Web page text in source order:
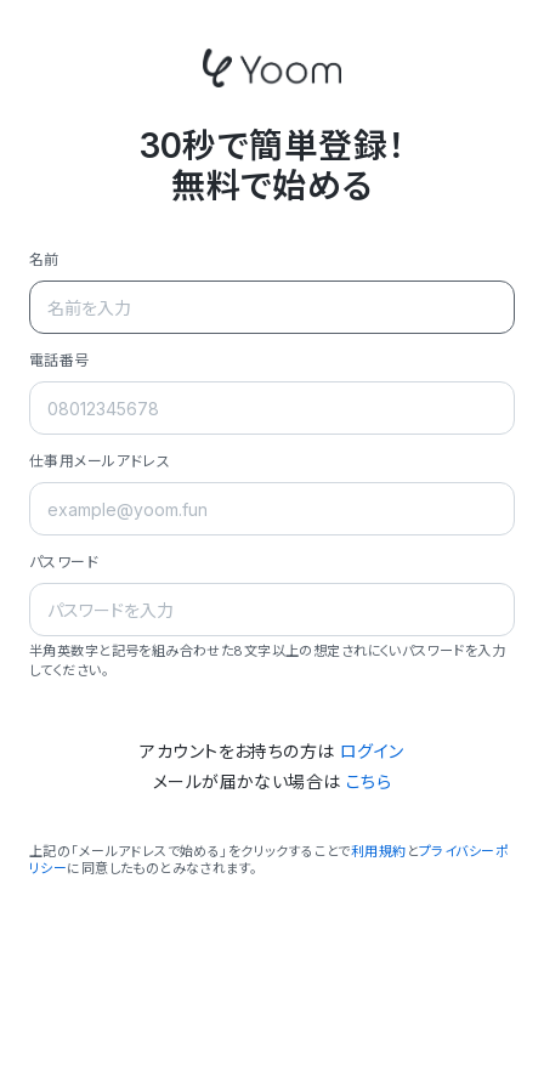
30秒で簡単登録！
無料で始める
名前
電話番号
仕事用メールアドレス
パスワード
半角英数字と記号を組み合わせた8文字以上の想定されにくいパスワードを入力
してください。
アカウントをお持ちの方は ログイン
メールが届かない場合は こちら
上記の「メールアドレスで始める」をクリックすることで利用規約 とプライバシーポ
リシーに同意したものとみなされます。